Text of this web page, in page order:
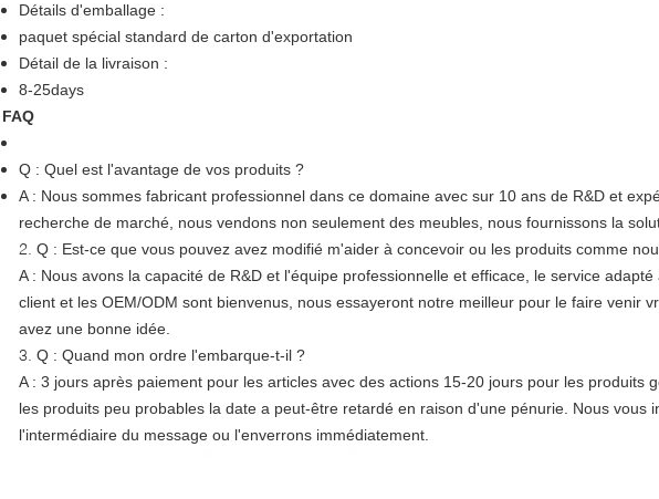
Détails d'emballage :
paquet spécial standard de carton d'exportation
Détail de la livraison :
8-25days
FAQ
Q : Quel est l'avantage de vos produits ?
A : Nous sommes fabricant professionnel dans ce domaine avec sur 10 ans de R&D et
recherche de marché, nous vendons non seulement des meubles, nous fournissons la
2. Q : Est-ce que vous pouvez avez modifié m'aider à concevoir ou les produits comme
A : Nous avons la capacité de R&D et l'équipe professionnelle et efficace, le service adapté
client et les OEM/ODM sont bienvenus, nous essayeront notre meilleur pour le faire venir
avez une bonne idée.
3. Q : Quand mon ordre l'embarque-t-il ?
A : 3 jours après paiement pour les articles avec des actions 15-20 jours pour les produits
les produits peu probables la date a peut-être retardé en raison d'une pénurie. Nous vous
l'intermédiaire du message ou l'enverrons immédiatement.